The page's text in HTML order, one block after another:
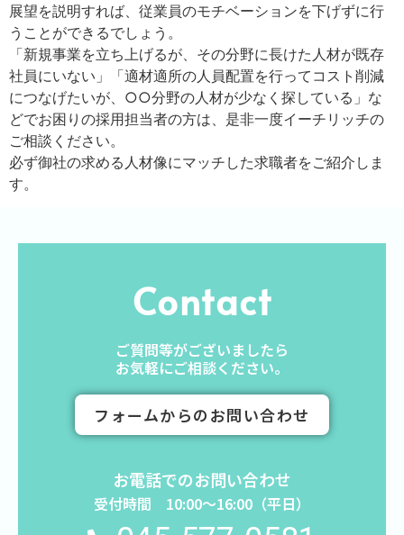
展望を説明すれば、従業員のモチベーションを下げずに行
うことができるでしょう。
「新規事業を立ち上げるが、その分野に長けた人材が既存
社員にいない」「適材適所の人員配置を行ってコスト削減
につなげたいが、○○分野の人材が少なく探している」な
どでお困りの採用担当者の方は、是非一度イーチリッチの
ご相談ください。
必ず御社の求める人材像にマッチした求職者をご紹介しま
す。
Contact
ご質問等がございましたら
お気軽にご相談ください。
フォームからのお問い合わせ
お電話でのお問い合わせ
受付時間 10:00〜16:00（平日）